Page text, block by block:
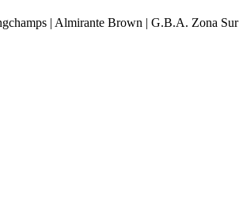
| Almirante Brown | G.B.A. Zona Sur